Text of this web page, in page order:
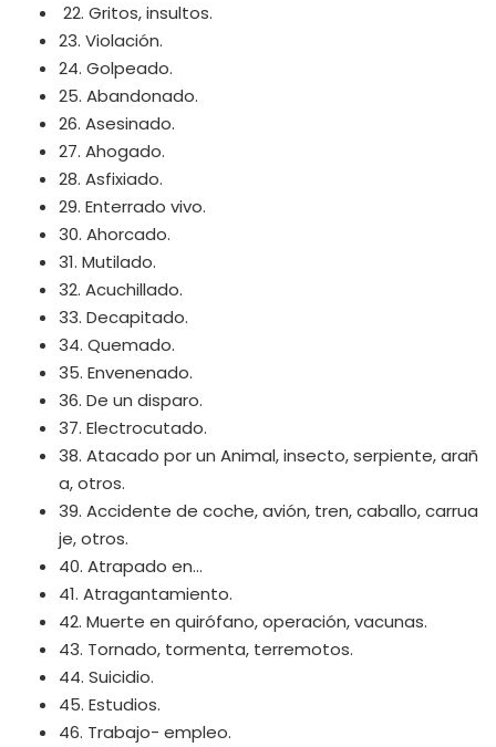
22. Gritos, insultos.
23. Violación.
24. Golpeado.
25. Abandonado.
26. Asesinado.
27. Ahogado.
28. Asfixiado.
29. Enterrado vivo.
30. Ahorcado.
31. Mutilado.
32. Acuchillado.
33. Decapitado.
34. Quemado.
35. Envenenado.
36. De un disparo.
37. Electrocutado.
38. Atacado por un Animal, insecto, serpiente, arañ
a, otros.
39. Accidente de coche, avión, tren, caballo, carrua
je, otros.
40. Atrapado en…
41. Atragantamiento.
42. Muerte en quirófano, operación, vacunas.
43. Tornado, tormenta, terremotos.
44. Suicidio.
45. Estudios.
46. Trabajo- empleo.